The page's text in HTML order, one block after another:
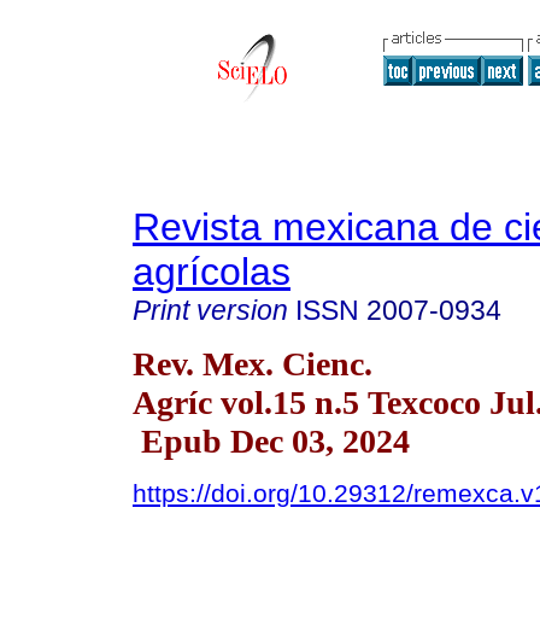
Revista mexicana de
agrícolas
Print version ISSN 2007-0934
Rev. Mex. Cienc.
Agríc vol.15 n.5 Texcoco
Epub Dec 03, 2024
https://doi.org/10.29312/